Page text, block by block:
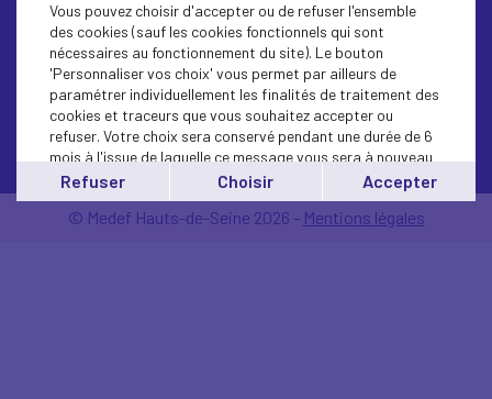
Contactez-nous
© Medef Hauts-de-Seine 2026 - Mentions légales
Vous pouvez choisir d'accepter ou de refuser l'ensemble
des cookies (sauf les cookies fonctionnels qui sont
nécessaires au fonctionnement du site). Le bouton
'Personnaliser vos choix' vous permet par ailleurs de
paramétrer individuellement les finalités de traitement des
cookies et traceurs que vous souhaitez accepter ou
refuser. Votre choix sera conservé pendant une durée de 6
mois à l'issue de laquelle ce message vous sera à nouveau
affiché..
Vous pouvez modifier votre choix à tout moment en
cliquant sur le lien'cookies'en bas de page.
Refuser Choisir Accepter